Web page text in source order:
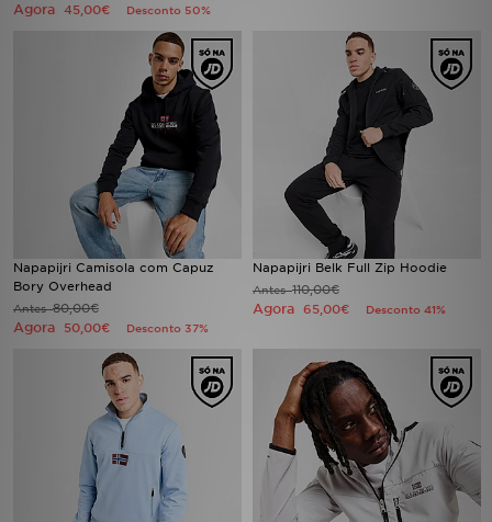
Agora 45,00€ Desconto 50%
Napapijri Camisola com Capuz
Bory Overhead
Antes80,00€
Agora 50,00€ Desconto 37%
Napapijri Belk Full Zip Hoodie
Antes110,00€
Agora 65,00€ Desconto 41%